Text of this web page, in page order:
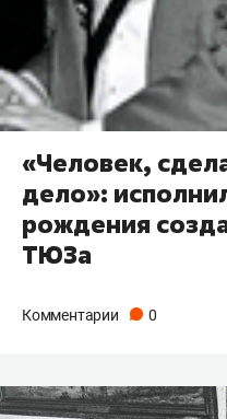
«Человек,
дело»:
рождения
ТЮЗа
Комментарии 0